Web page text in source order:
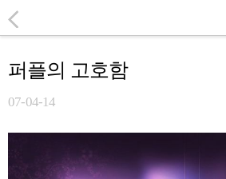
퍼플의 고호함
07-04-14